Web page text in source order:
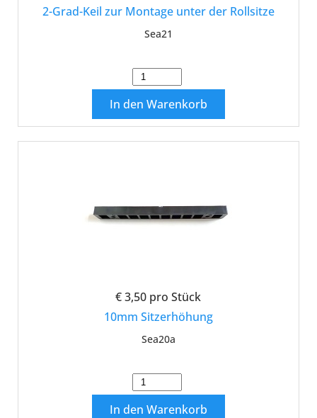
2-Grad-Keil zur Montage unter der Rollsitze
Sea21
In den Warenkorb
€ 3,50 pro Stück
10mm Sitzerhöhung
Sea20a
In den Warenkorb